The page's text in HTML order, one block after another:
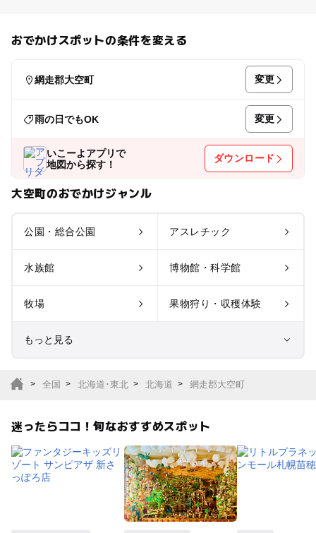
おでかけスポットの条件を変える
網走郡大空町 変更
雨の日でもOK 変更
いこーよアプリで
地図から探す！
ダウンロード
大空町のおでかけジャンル
公園・総合公園 アスレチック
水族館 博物館・科学館
牧場 果物狩り・収穫体験
もっと見る
サファリパーク
植物園・フラワーパー
ク
バーベキュー
全国 北海道･東北 北海道 網走郡大空町
迷ったらココ！旬なおすすめスポット